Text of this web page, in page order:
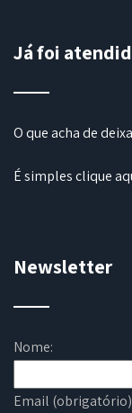
Já foi
O que acha de
É simplesclique
Newsletter
Nome:
Email (obrigatório)